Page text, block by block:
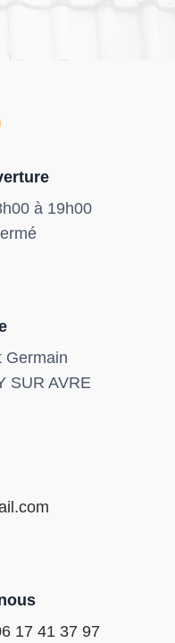
à 19h00
Germain
SUR AVRE
17 41 37 97